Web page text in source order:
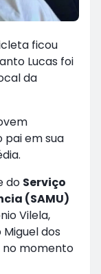
ficou
Lucas foi
da
pai em sua
do Serviço
(SAMU)
Vilela,
dos
momento